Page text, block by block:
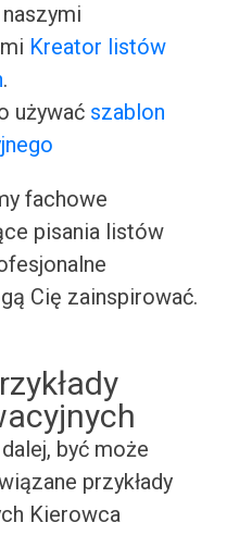
Kreator listów
.
używać szablon
fachowe
pisania listów
Cię zainspirować.
być może
przykłady
Kierowca